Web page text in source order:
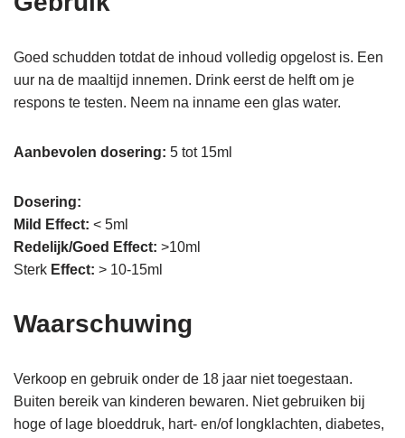
Goed schudden totdat de inhoud volledig opgelost is. Een
uur na de maaltijd innemen. Drink eerst de helft om je
respons te testen. Neem na inname een glas water.
Aanbevolen dosering: 5 tot 15ml
Dosering:
Mild Effect: < 5ml
Redelijk/Goed Effect: >10ml
Sterk Effect: > 10-15ml
Waarschuwing
Verkoop en gebruik onder de 18 jaar niet toegestaan.
Buiten bereik van kinderen bewaren. Niet gebruiken bij
hoge of lage bloeddruk, hart- en/of longklachten, diabetes,